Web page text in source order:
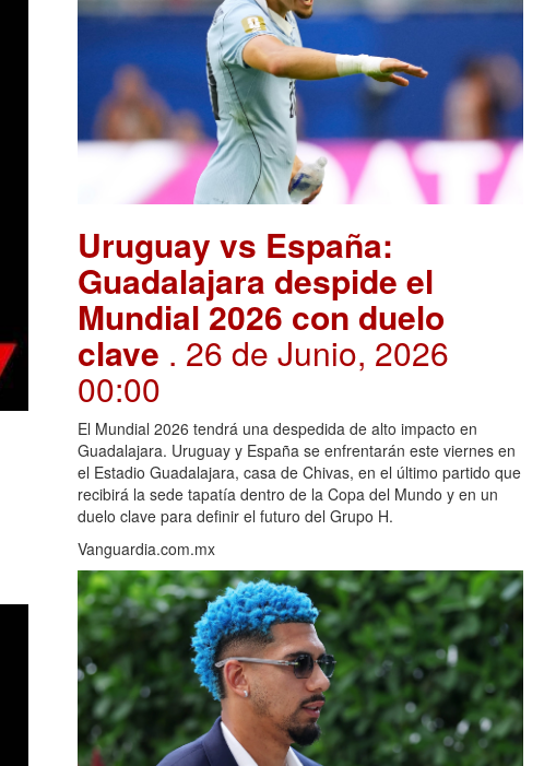
Uruguay vs España:
Guadalajara despide el
Mundial 2026 con duelo
clave . 26 de Junio, 2026
00:00
El Mundial 2026 tendrá una despedida de alto impacto en
Guadalajara. Uruguay y España se enfrentarán este viernes en
el Estadio Guadalajara, casa de Chivas, en el último partido que
recibirá la sede tapatía dentro de la Copa del Mundo y en un
duelo clave para definir el futuro del Grupo H.
Vanguardia.com.mx